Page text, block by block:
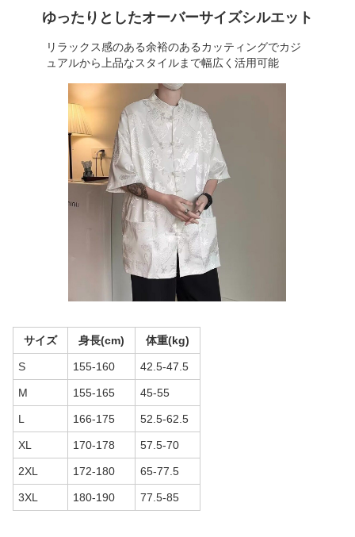
ゆったりとしたオーバーサイズシルエット
リラックス感のある余裕のあるカッティングでカジ
ュアルから上品なスタイルまで幅広く活用可能
サイズ 身長(cm) 体重(kg)
S 155-160 42.5-47.5
M 155-165 45-55
L 166-175 52.5-62.5
XL 170-178 57.5-70
2XL 172-180 65-77.5
3XL 180-190 77.5-85